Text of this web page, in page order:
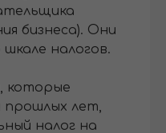
бизнеса). Они
налогов.
которые
лет,
налог на